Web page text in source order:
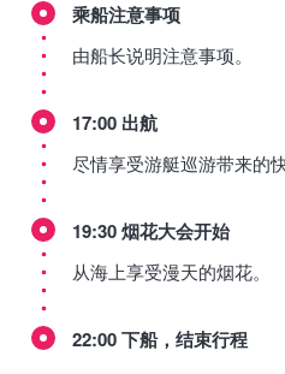
乘船注意事项
由船长说明注意事项。
17:00 出航
尽情享受游艇巡游带来的
19:30 烟花大会开始
从海上享受漫天的烟花。
22:00 下船，结束行程